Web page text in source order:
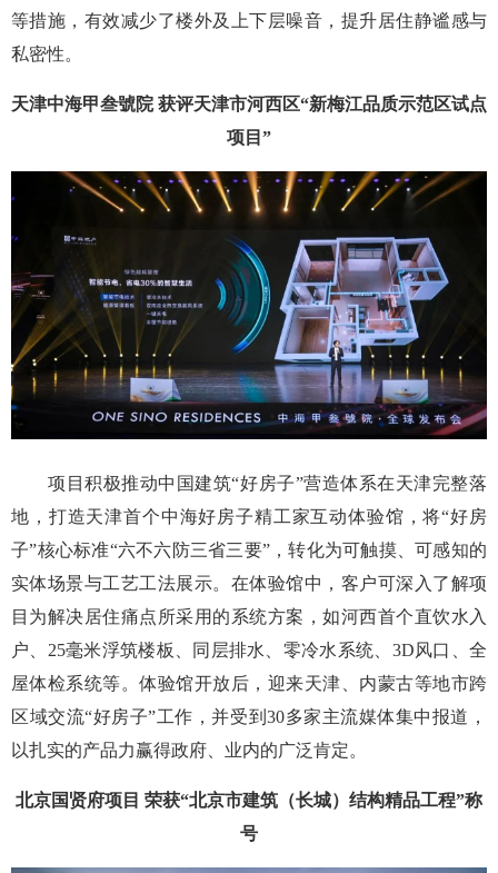
等措施，有效减少了楼外及上下层噪音，提升居住静谧感与
私密性。
天津中海甲叁號院 获评天津市河西区“新梅江品质示范区试点
项目”
项目积极推动中国建筑“好房子”营造体系在天津完整落
地，打造天津首个中海好房子精工家互动体验馆，将“好房
子”核心标准“六不六防三省三要”，转化为可触摸、可感知的
实体场景与工艺工法展示。在体验馆中，客户可深入了解项
目为解决居住痛点所采用的系统方案，如河西首个直饮水入
户、25毫米浮筑楼板、同层排水、零冷水系统、3D风口、全
屋体检系统等。体验馆开放后，迎来天津、内蒙古等地市跨
区域交流“好房子”工作，并受到30多家主流媒体集中报道，
以扎实的产品力赢得政府、业内的广泛肯定。
北京国贤府项目 荣获“北京市建筑（长城）结构精品工程”称
号